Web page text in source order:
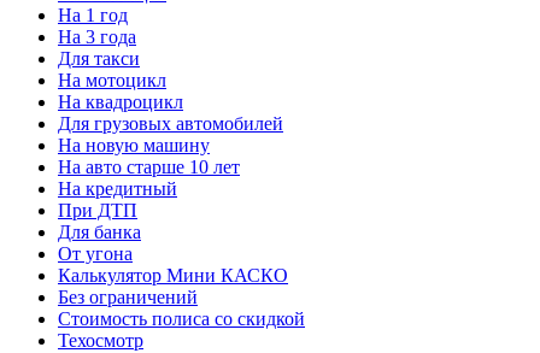
На 1 год
На 3 года
Для такси
На мотоцикл
На квадроцикл
Для грузовых автомобилей
На новую машину
На авто старше 10 лет
На кредитный
При ДТП
Для банка
От угона
Калькулятор Мини КАСКО
Без ограничений
Стоимость полиса со скидкой
Техосмотр